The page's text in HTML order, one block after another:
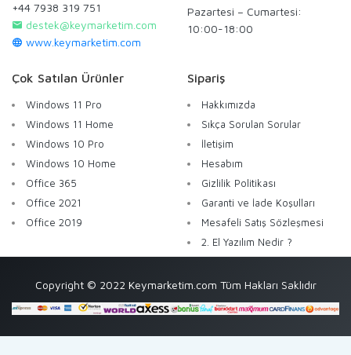
+44 7938 319 751
destek@keymarketim.com
www.keymarketim.com
Pazartesi – Cumartesi:
10:00-18:00
Çok Satılan Ürünler
Windows 11 Pro
Windows 11 Home
Windows 10 Pro
Windows 10 Home
Office 365
Office 2021
Office 2019
Sipariş
Hakkımızda
Sıkça Sorulan Sorular
İletişim
Hesabım
Gizlilik Politikası
Garanti ve İade Koşulları
Mesafeli Satış Sözleşmesi
2. El Yazılım Nedir ?
Copyright © 2022 Keymarketim.com Tüm Hakları Saklıdır